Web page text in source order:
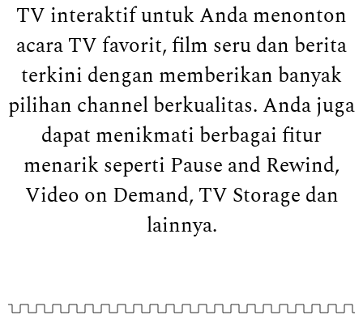
TV interaktif untuk Anda menonton
acara TV favorit, film seru dan berita
terkini dengan memberikan banyak
pilihan channel berkualitas. Anda juga
dapat menikmati berbagai fitur
menarik seperti Pause and Rewind,
Video on Demand, TV Storage dan
lainnya.